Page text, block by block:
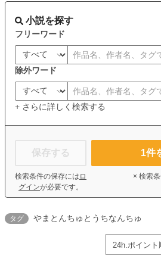
小説を探す
フリーワード
除外ワード
+ さらに詳しく検索する
保存する
検索条件の保存には ロ
グインが必要です。
1件
× 検索
タグ やまとんちゅとうちなんちゅ